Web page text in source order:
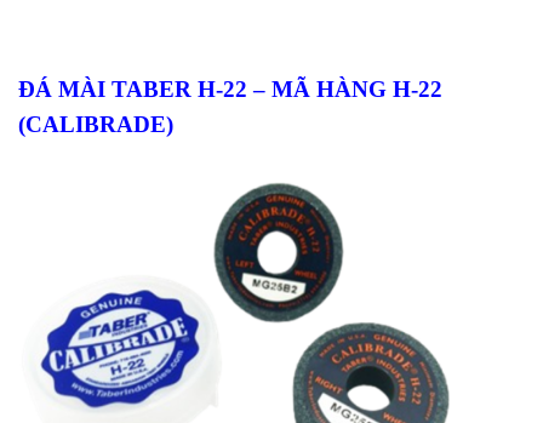
ĐÁ MÀI TABER H-22 – MÃ HÀNG H-22
(CALIBRADE)